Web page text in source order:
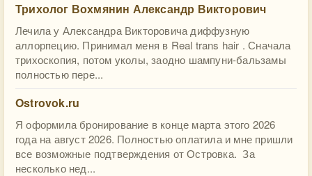
Трихолог Вохмянин Александр Викторович
Лечила у Александра Викторовича диффузную
аллорпецию. Принимал меня в Real trans hair . Сначала
трихоскопия, потом уколы, заодно шампуни-бальзамы
полностью пере...
Ostrovok.ru
Я оформила бронирование в конце марта этого 2026
года на август 2026. Полностью оплатила и мне пришли
все возможные подтверждения от Островка. За
несколько нед...